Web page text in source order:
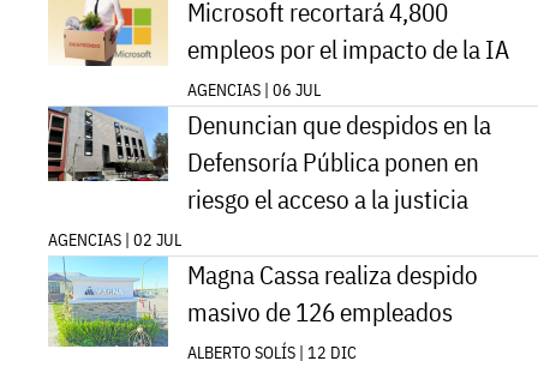
Microsoft recortará 4,800
empleos por el impacto de la IA
AGENCIAS | 06 JUL
Denuncian que despidos en la
Defensoría Pública ponen en
riesgo el acceso a la justicia
AGENCIAS | 02 JUL
Magna Cassa realiza despido
masivo de 126 empleados
ALBERTO SOLÍS | 12 DIC